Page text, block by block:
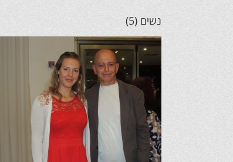
נשים (5)